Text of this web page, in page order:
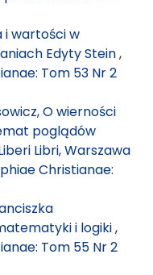
i wartości w
Edyty Stein,
Tom 53 Nr 2
O wierności
poglądów
Libri, Warszawa
Christianae:
i logiki,
Tom 55 Nr 2